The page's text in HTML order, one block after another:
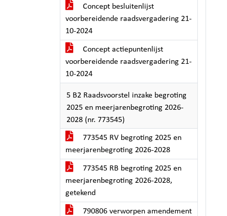
Concept besluitenlijst
voorbereidende raadsvergadering 21-
10-2024
Concept actiepuntenlijst
voorbereidende raadsvergadering 21-
10-2024
5 B2 Raadsvoorstel inzake begroting
2025 en meerjarenbegroting 2026-
2028 (nr. 773545)
773545 RV begroting 2025 en
meerjarenbegroting 2026-2028
773545 RB begroting 2025 en
meerjarenbegroting 2026-2028,
getekend
790806 verworpen amendement